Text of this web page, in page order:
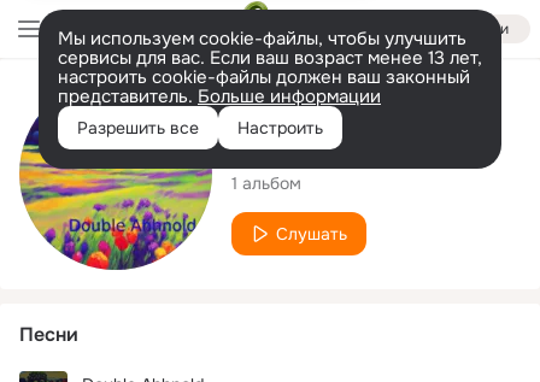
Войти
Мы используем cookie-файлы, чтобы улучшить
сервисы для вас. Если ваш возраст менее 13 лет,
настроить cookie-файлы должен ваш законный
представитель. Больше информации
Разрешить все Настроить
Исполнитель
Karen Justice
1 альбом
Слушать
Песни